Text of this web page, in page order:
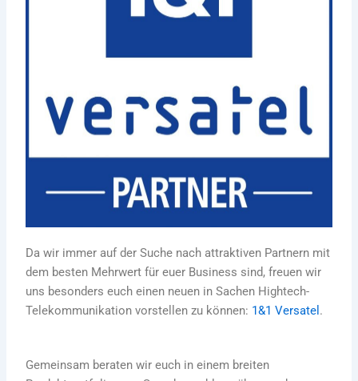
Da wir immer auf der Suche nach attraktiven Partnern mit
dem besten Mehrwert für euer Business sind, freuen wir
uns besonders euch einen neuen in Sachen Hightech-
Telekommunikation vorstellen zu können: 1&1 Versatel .
Gemeinsam beraten wir euch in einem breiten